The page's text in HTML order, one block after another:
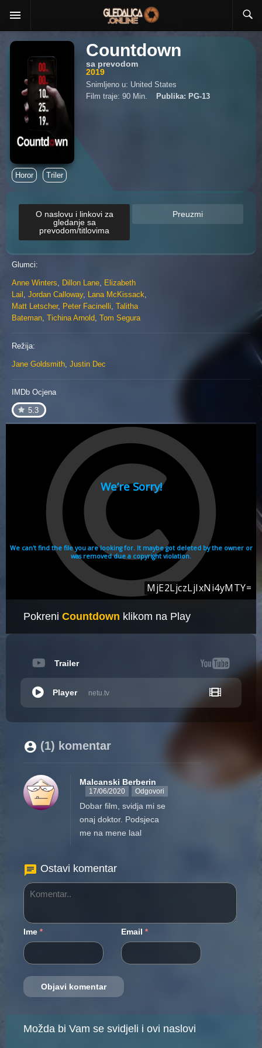
Countdown
sa prevodom
2019
Snimljeno u: United States
Film traje: 90 Min.
Publika: PG-13
Horor Triler
O naslovu i linkovi za
gledanje sa
prevodom/titlovima
Preuzmi
Glumci:
Anne Winters, Dillon Lane, Elizabeth
Lail , Jordan Calloway, Lana McKissack,
Matt Letscher, Peter Facinelli, Talitha
Bateman, Tichina Arnold, Tom Segura
Režija:
Jane Goldsmith, Justin Dec
IMDb Ocjena
5.3
Pokreni Countdown klikom na Play
Trailer
netu.tv
Player
(1) komentar
Malcanski Berberin
17/06/2020 Odgovori
Dobar film, svidja mi se
onaj doktor. Podsjeca
me na mene laal
Ostavi komentar
Ime * Email *
Možda bi Vam se svidjeli i ovi naslovi